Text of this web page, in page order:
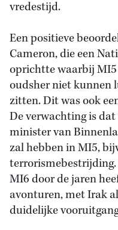
vredestijd.
Een positieve
Cameron, die een
oprichtte waarbij
oudsher niet kunnen
zitten. Dit was ook
De verwachting is
minister van
zal hebben in MI5,
MI6 door de jaren
avonturen, met Irak
duidelijke